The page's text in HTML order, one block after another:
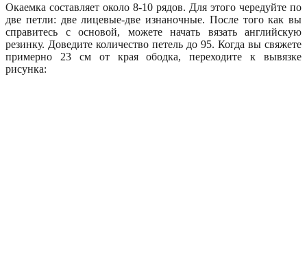
Окаемка составляет около 8-10 рядов. Для этого чередуйте по
две петли: две лицевые-две изнаночные. После того как вы
справитесь с основой, можете начать вязать английскую
резинку. Доведите количество петель до 95. Когда вы свяжете
примерно 23 см от края ободка, переходите к вывязке
рисунка: